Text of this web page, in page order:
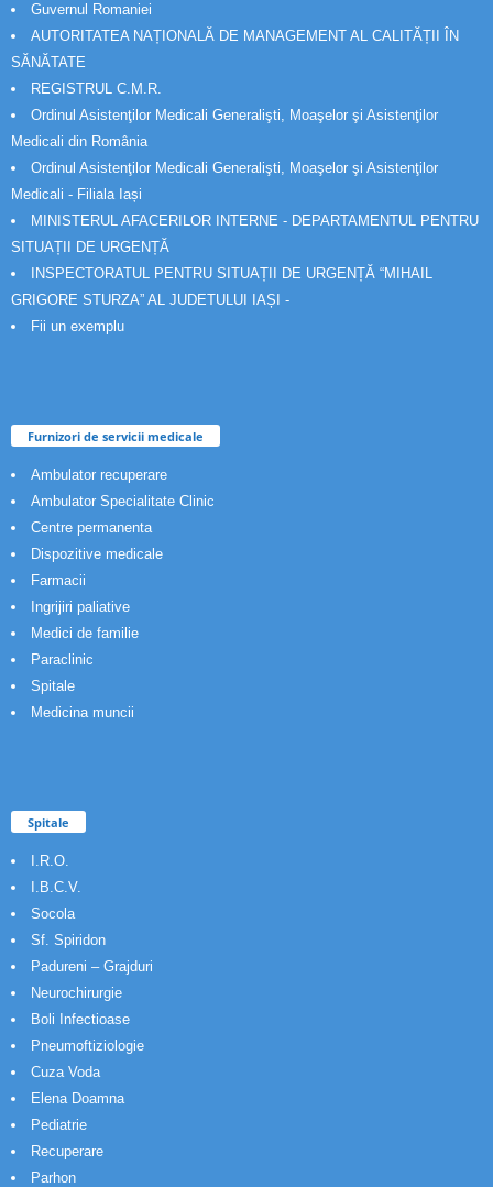
Guvernul Romaniei
AUTORITATEA NAȚIONALĂ DE MANAGEMENT AL CALITĂȚII ÎN
SĂNĂTATE
REGISTRUL C.M.R.
Ordinul Asistenţilor Medicali Generalişti, Moaşelor şi Asistenţilor
Medicali din România
Ordinul Asistenţilor Medicali Generalişti, Moaşelor şi Asistenţilor
Medicali - Filiala Iași
MINISTERUL AFACERILOR INTERNE - DEPARTAMENTUL PENTRU
SITUAȚII DE URGENȚĂ
INSPECTORATUL PENTRU SITUAȚII DE URGENȚĂ “MIHAIL
GRIGORE STURZA” AL JUDETULUI IAȘI -
Fii un exemplu
Furnizori de servicii medicale
Ambulator recuperare
Ambulator Specialitate Clinic
Centre permanenta
Dispozitive medicale
Farmacii
Ingrijiri paliative
Medici de familie
Paraclinic
Spitale
Medicina muncii
Spitale
I.R.O.
I.B.C.V.
Socola
Sf. Spiridon
Padureni – Grajduri
Neurochirurgie
Boli Infectioase
Pneumoftiziologie
Cuza Voda
Elena Doamna
Pediatrie
Recuperare
Parhon